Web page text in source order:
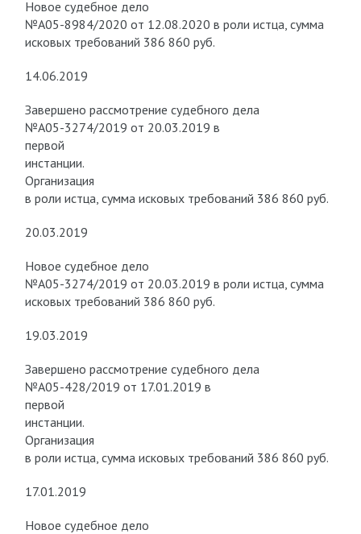
Новое судебное дело
№А05-8984/2020 от 12.08.2020 в роли истца, сумма
исковых требований 386 860 руб.
14.06.2019
Завершено рассмотрение судебного дела
№А05-3274/2019 от 20.03.2019 в
первой
инстанции.
Организация
в роли истца, сумма исковых требований 386 860 руб.
20.03.2019
Новое судебное дело
№А05-3274/2019 от 20.03.2019 в роли истца, сумма
исковых требований 386 860 руб.
19.03.2019
Завершено рассмотрение судебного дела
№А05-428/2019 от 17.01.2019 в
первой
инстанции.
Организация
в роли истца, сумма исковых требований 386 860 руб.
17.01.2019
Новое судебное дело